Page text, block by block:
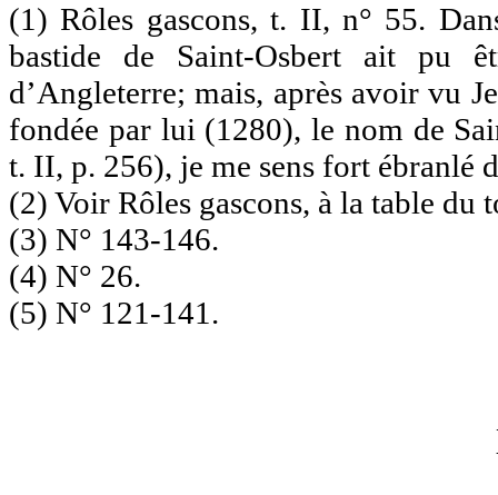
(1) Rôles gascons, t. II, n° 55.
bastide de Saint-Osbert ait pu
d’Angleterre; mais, après avoir vu
fondée par lui (1280), le nom de
t. II, p. 256), je me sens fort ébranlé
(2) Voir Rôles gascons, à la table du
(3) N° 143-146.
(4) N° 26.
(5) N° 121-141.